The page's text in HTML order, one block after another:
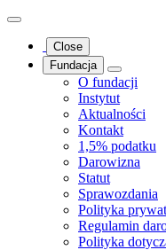
Close
Fundacja
O fundacji
Instytut
Aktualności
Kontakt
1,5% podatku
Darowizna
Statut
Sprawozdania
Polityka
Regulamin
Polityka